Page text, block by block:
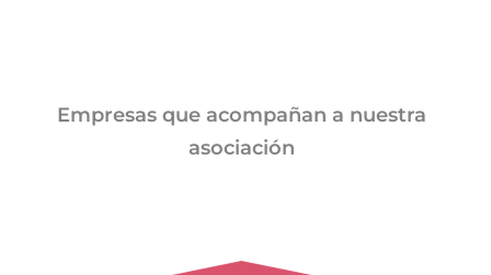
Empresas que acompañan a nuestra
asociación